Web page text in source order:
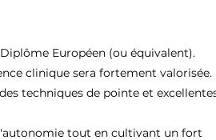
Européen (ou équivalent).
clinique sera fortement valorisée.
techniques de pointe et
tout en cultivant un fort